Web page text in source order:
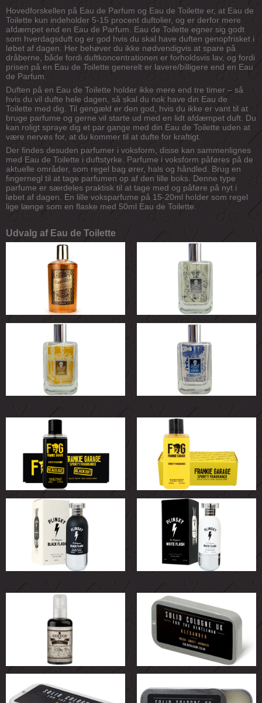
Hovedforskellen på Eau de Parfum og Eau de Toilette er, at Eau de
Toilette kun indeholder 5-15 procent duftolier, og er derfor mere
afdæmpet end en Eau de Parfum. Eau de Toilette egner sig godt
som hverdagsduft og er god hvis du skal have duften genopfrisket i
løbet af dagen. Her behøver du ikke nødvendigvis at spare på
dråberne, både fordi duftkoncentrationen er forholdsvis lav, og fordi
prisen på en Eau de Toilette generelt er lavere/billigere end en Eau
de Parfum.
Duften på en Eau de Toilette holder ikke mere end tre timer – så
hvis du vil dufte hele dagen, så skal du nok have din Eau de
Toilette med dig. Til gengæld er den god, hvis du ikke er vant til at
bruge parfume og gerne vil starte ud med en lidt afdæmpet duft. Du
kan roligt spraye dig et par gange med din Eau de Toilette uden at
være nervøs for, at du kommer til at dufte for kraftigt.
Der findes desuden parfumer i voksform, disse kan sammenlignes
med Eau de Toilette i duftstyrke. Parfume i voksform påføres på de
aktuelle områder, som regel bag ører, hals og håndled. Brug en
fingernegl til at tage parfumen op af den lille boks. Denne type
parfume er særdeles praktisk til at tage med og påføre på nyt i
løbet af dagen. En lille voksparfume på 15-20ml holder som regel
lige længe som en flaske med 50ml Eau de Toilette.
Udvalg af Eau de Toilette